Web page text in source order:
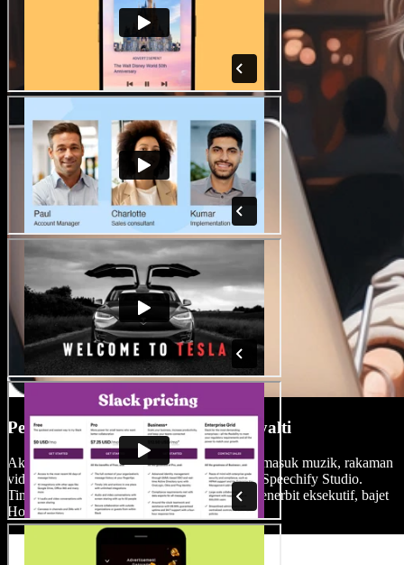
Perpustakaan Media Percuma Royalti
Akses perpustakaan media pelbagai jenis, termasuk muzik, rakaman
video dan kesan bunyi tanpa royalti, melalui Speechify Studio.
Tingkatkan nilai produksi anda tanpa perlu penerbit eksekutif, bajet
Hollywood atau berdepan sekatan hak cipta.